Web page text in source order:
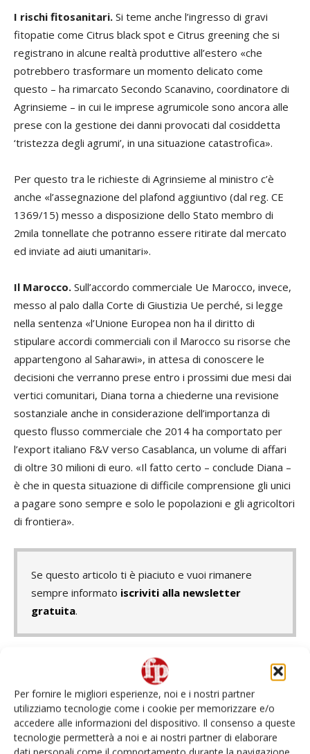
Per fornire le migliori esperienze, noi e i nostri partner
utilizziamo tecnologie come i cookie per memorizzare e/o
accedere alle informazioni del dispositivo. Il consenso a queste
tecnologie permetterà a noi e ai nostri partner di elaborare
I rischi fitosanitari. Si teme anche l’ingresso di gravi
fitopatie come Citrus black spot e Citrus greening che si
registrano in alcune realtà produttive all’estero «che
potrebbero trasformare un momento delicato come
questo – ha rimarcato Secondo Scanavino, coordinatore di
Agrinsieme – in cui le imprese agrumicole sono ancora alle
prese con la gestione dei danni provocati dal cosiddetta
‘tristezza degli agrumi’, in una situazione catastrofica».
Per questo tra le richieste di Agrinsieme al ministro c’è
anche «l’assegnazione del plafond aggiuntivo (dal reg. CE
1369/15) messo a disposizione dello Stato membro di
2mila tonnellate che potranno essere ritirate dal mercato
ed inviate ad aiuti umanitari».
Il Marocco. Sull’accordo commerciale Ue Marocco, invece,
messo al palo dalla Corte di Giustizia Ue perché, si legge
nella sentenza «l’Unione Europea non ha il diritto di
stipulare accordi commerciali con il Marocco su risorse che
appartengono al Saharawi», in attesa di conoscere le
decisioni che verranno prese entro i prossimi due mesi dai
vertici comunitari, Diana torna a chiederne una revisione
sostanziale anche in considerazione dell’importanza di
questo flusso commerciale che 2014 ha comportato per
l’export italiano F&V verso Casablanca, un volume di affari
di oltre 30 milioni di euro. «Il fatto certo – conclude Diana –
è che in questa situazione di difficile comprensione gli unici
a pagare sono sempre e solo le popolazioni e gli agricoltori
di frontiera».
Se questo articolo ti è piaciuto e vuoi rimanere
sempre informato iscriviti alla newsletter
gratuita.
agrumi
agrumi di Sicilia
Alleanza delle Cooperative Agroalimentari
Cia
Citrus black spot
Citrus greening
Confagricoltura
Copagri
Corte di Giustizia Europea
Distretto agrumi di Sicilia
embargo russo
embargo russo alla Turchia
Gerardo Diana